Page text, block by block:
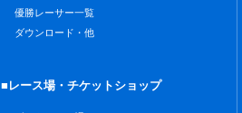
優勝レーサー一覧
ダウンロード・他
■レース場・チケットショップ